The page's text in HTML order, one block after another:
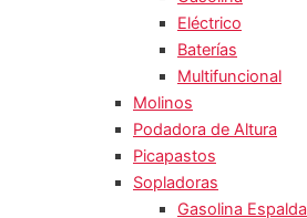
Eléctrico
Baterías
Multifuncional
Molinos
Podadora de Altura
Picapastos
Sopladoras
Gasolina Espalda